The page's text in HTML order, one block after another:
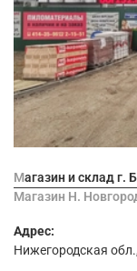
Магазин и склад г.
Магазин Н.
Адрес:
Нижегородская